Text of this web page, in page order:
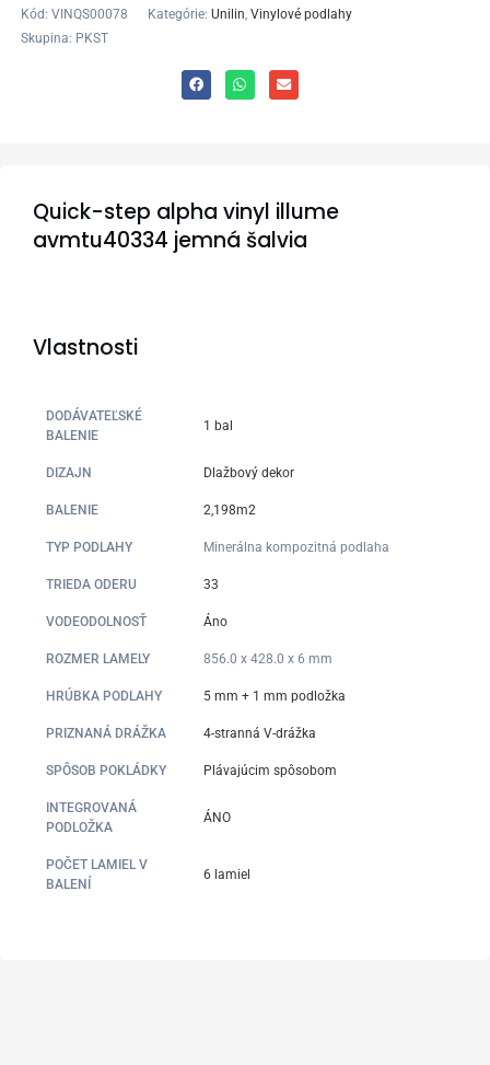
Kód: VINQS00078 Kategórie: Unilin, Vinylové podlahy
Skupina: PKST
Quick-step alpha vinyl illume
avmtu40334 jemná šalvia
Vlastnosti
DODÁVATEĽSKÉ
BALENIE
1 bal
DIZAJN Dlažbový dekor
BALENIE 2,198m2
TYP PODLAHY Minerálna kompozitná podlaha
TRIEDA ODERU 33
VODEODOLNOSŤ Áno
ROZMER LAMELY 856.0 x 428.0 x 6 mm
HRÚBKA PODLAHY 5 mm + 1 mm podložka
PRIZNANÁ DRÁŽKA 4-stranná V-drážka
SPÔSOB POKLÁDKY Plávajúcim spôsobom
INTEGROVANÁ
PODLOŽKA
ÁNO
POČET LAMIEL V
BALENÍ
6 lamiel